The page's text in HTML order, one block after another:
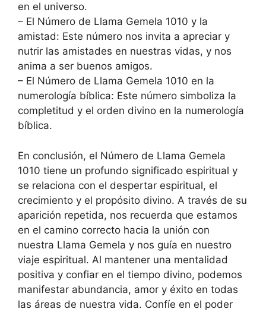
en el universo.
– El Número de Llama Gemela 1010 y la
amistad: Este número nos invita a apreciar y
nutrir las amistades en nuestras vidas, y nos
anima a ser buenos amigos.
– El Número de Llama Gemela 1010 en la
numerología bíblica: Este número simboliza la
completitud y el orden divino en la numerología
bíblica.
En conclusión, el Número de Llama Gemela
1010 tiene un profundo significado espiritual y
se relaciona con el despertar espiritual, el
crecimiento y el propósito divino. A través de su
aparición repetida, nos recuerda que estamos
en el camino correcto hacia la unión con
nuestra Llama Gemela y nos guía en nuestro
viaje espiritual. Al mantener una mentalidad
positiva y confiar en el tiempo divino, podemos
manifestar abundancia, amor y éxito en todas
las áreas de nuestra vida. Confíe en el poder